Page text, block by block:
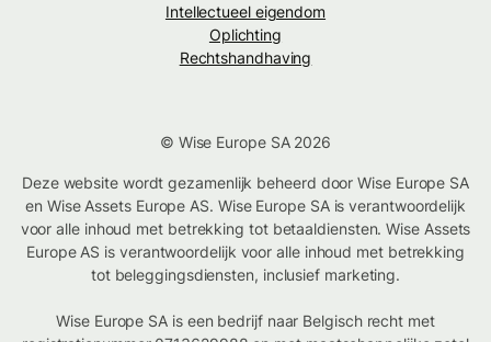
Intellectueel eigendom
Oplichting
Rechtshandhaving
© Wise Europe SA 2026
Deze website wordt gezamenlijk beheerd door Wise Europe SA
en Wise Assets Europe AS. Wise Europe SA is verantwoordelijk
voor alle inhoud met betrekking tot betaaldiensten. Wise Assets
Europe AS is verantwoordelijk voor alle inhoud met betrekking
tot beleggingsdiensten, inclusief marketing.
Wise Europe SA is een bedrijf naar Belgisch recht met